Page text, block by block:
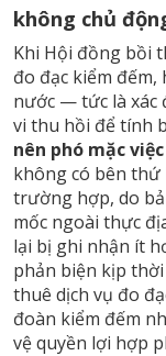
không chủ
Khi Hội đồng bồi
đo đạc kiểm đếm,
nước — tức là xác
vi thu hồi để tính
nên phó mặc
không có bên thứ
trường hợp, do
mốc ngoài thực
lại bị ghi nhận ít
phản biện kịp
thuê dịch vụ đo
đoàn kiểm đếm
vệ quyền lợi hợp